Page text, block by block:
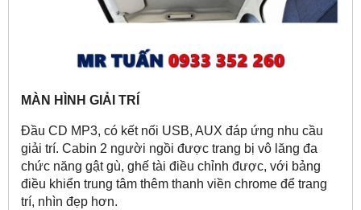
MÀN HÌNH GIẢI TRÍ
Đầu CD MP3, có kết nối USB, AUX đáp ứng nhu cầu
giải trí. Cabin 2 người ngồi được trang bị vô lăng đa
chức năng gật gù, ghế tài điều chỉnh được, với bảng
điều khiển trung tâm thêm thanh viền chrome để trang
trí, nhìn đẹp hơn.